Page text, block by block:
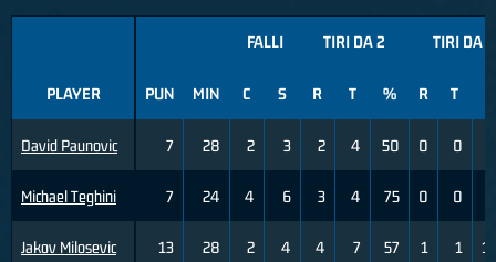
PLAYER
David Paunovic
Michael Teghini
Jakov Milosevic
FALLI TIRI DA 2 TIRI DA 3
PUN MIN C S R T % R T
7 28 2 3 2 4 50 0 0
7 24 4 6 3 4 75 0 0
13 28 2 4 4 7 57 1 1